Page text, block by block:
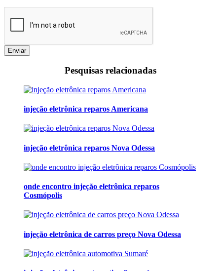
Enviar
Pesquisas relacionadas
injeção eletrônica reparos Americana
injeção eletrônica reparos Nova Odessa
onde encontro injeção eletrônica reparos
Cosmópolis
injeção eletrônica de carros preço Nova Odessa